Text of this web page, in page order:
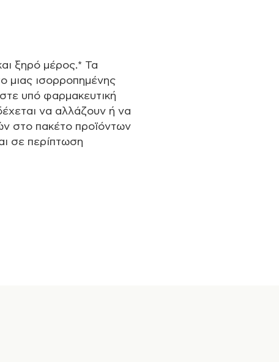
ξηρό μέρος.* Τα
μιας ισορροπημένης
υπό φαρμακευτική
να αλλάζουν ή να
στο πακέτο προϊόντων
σε περίπτωση